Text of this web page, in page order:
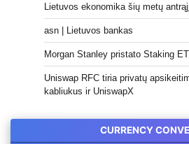
Lietuvos ekonomika šių metų
asn | Lietuvos bankas
Morgan Stanley pristato Staking
Uniswap RFC tiria privatų
kabliukus ir UniswapX